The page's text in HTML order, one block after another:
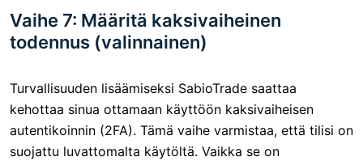
Vaihe 7: Määritä kaksivaiheinen
todennus (valinnainen)
Turvallisuuden lisäämiseksi SabioTrade saattaa
kehottaa sinua ottamaan käyttöön kaksivaiheisen
autentikoinnin (2FA). Tämä vaihe varmistaa, että tilisi on
suojattu luvattomalta käytöltä. Vaikka se on